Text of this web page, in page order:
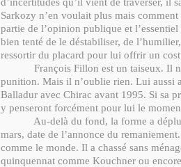
Sarkozy n’en voulait plus mais
partie de l’opinion publique et
bien tenté de le déstabiliser, de
ressortir du placard pour lui offrir un
François Fillon est un taiseux. Il
punition. Mais il n’oublie rien. Lui aussi
Balladur avec Chirac avant 1995. Si sa
y penseront forcément pour lui le
Au-delà du fond, la forme a
mars, date de l’annonce du
comme le monde. Il a chassé sans
quinquennat comme Kouchner ou